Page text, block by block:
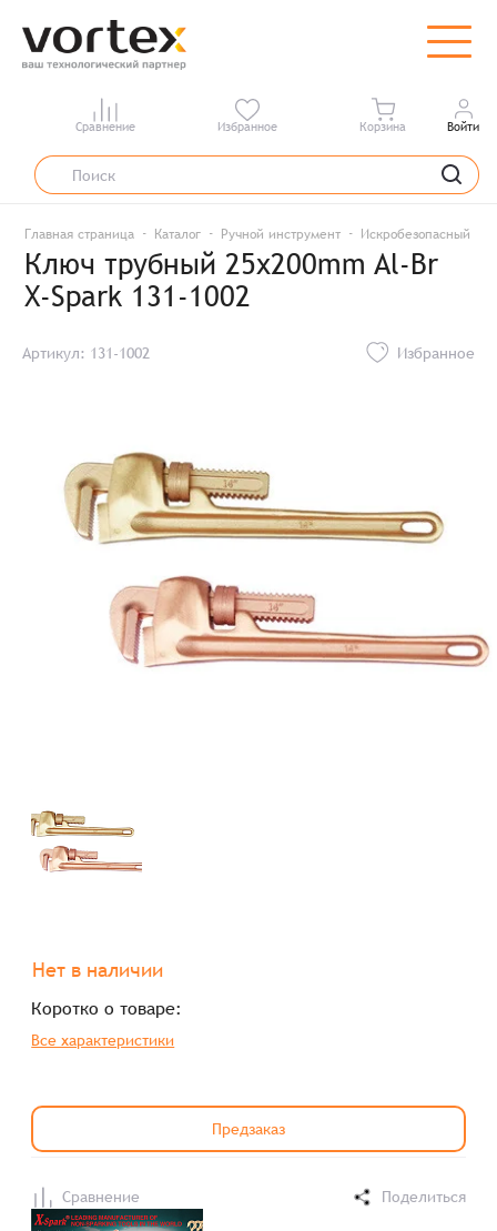
Сравнение Избранное Корзина Войти
Главная страница Каталог Ручной инструмент Искробезопасный
Ключ трубный 25x200mm Al-Br
X-Spark 131-1002
Артикул: 131-1002 Избранное
Нет в наличии
Коротко о товаре:
Все характеристики
Предзаказ
Сравнение Поделиться